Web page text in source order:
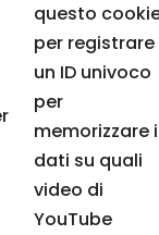
questo
per registrare
un ID univoco
per
memorizzare i
dati su quali
video di
YouTube